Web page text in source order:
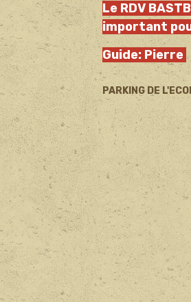
Le RDV
important
Guide: Pierre
PARKING DE